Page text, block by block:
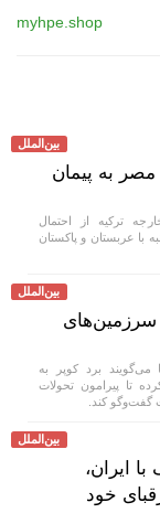
myhpe.shop
بین‌الملل
به پیمان
ترکیه از احتمال
با عربستان و پاکستان
بین‌الملل
سرزمین‌های
می‌گویند برد کوپر به
تا پیرامون تحولات
گفت‌و‌گو کند.
بین‌الملل
ایران،
خود